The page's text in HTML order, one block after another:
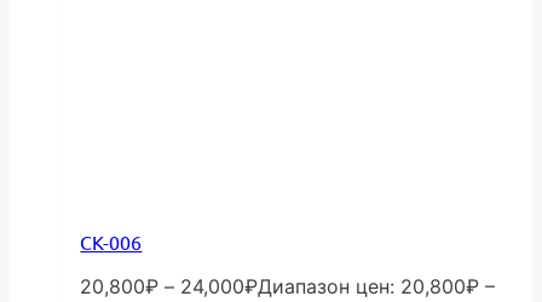
СК-006
20,800₽ – 24,000₽Диапазон цен: 20,800₽ –